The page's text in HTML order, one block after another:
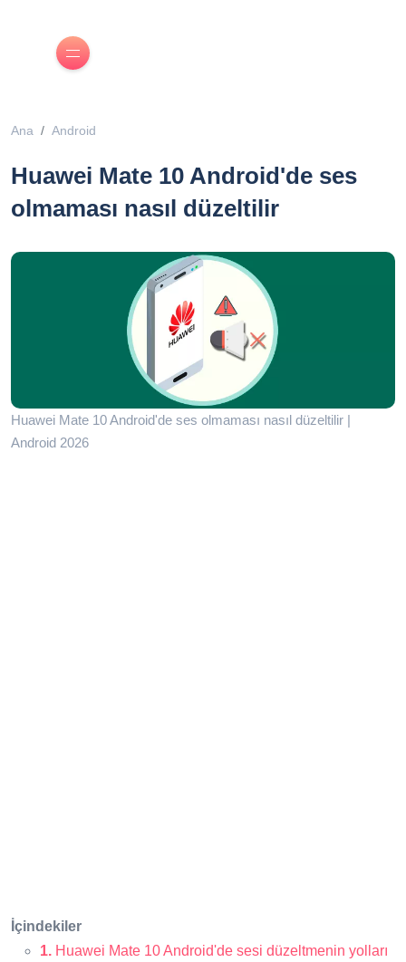
Ana Android
Huawei Mate 10 Android'de ses
olmaması nasıl düzeltilir
Huawei Mate 10 Android'de ses olmaması nasıl düzeltilir |
Android 2026
İçindekiler
1. Huawei Mate 10 Android'de sesi düzeltmenin yolları